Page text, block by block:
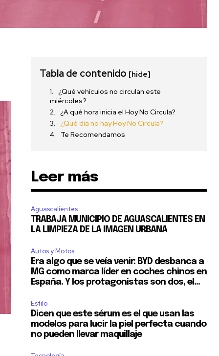
Tabla de contenido [hide]
¿Qué vehículos no circulan este
miércoles?
¿A qué hora inicia el Hoy No Circula?
¿Qué día no hay Hoy No Circula?
Te Recomendamos
Leer más
Aguascalientes
TRABAJA MUNICIPIO DE AGUASCALIENTES EN
LA LIMPIEZA DE LA IMAGEN URBANA
Autos y Motos
Era algo que se veía venir: BYD desbanca a
MG como marca líder en coches chinos en
España. Y los protagonistas son dos, el...
Estilo
Dicen que este sérum es el que usan las
modelos para lucir la piel perfecta cuando
no pueden llevar maquillaje